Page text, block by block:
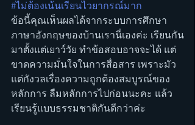
#ไม่ต้องเน้นเรียนไวยากรณ์มาก
ข้อนี้คุณเห็นผลได้จากระบบการศึกษา
ภาษาอังกฤษของบ้านเรานี่เองค่ะ เรียนกัน
มาตั้งแต่เยาว์วัย ทำข้อสอบอาจจะได้ แต่
ขาดความมั่นใจในการสื่อสาร เพราะมัว
แต่กังวลเรื่องความถูกต้องสมบูรณ์ของ
หลักการ ลืมหลักการไปก่อนนะคะ แล้ว
เรียนรู้แบบธรรมชาติกันดีกว่าค่ะ